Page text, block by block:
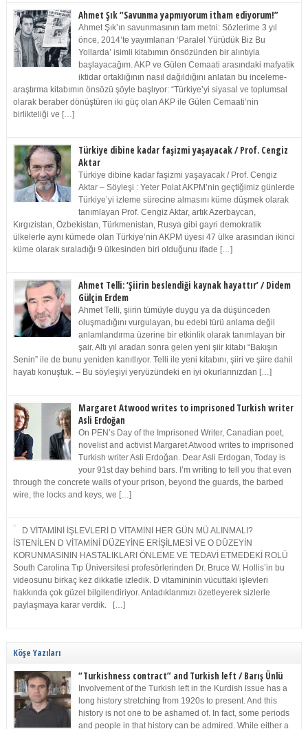
Ahmet Şık “Savunma yapmıyorum itham ediyorum!”
Ahmet Şık’ın savunmasının tam metni: Sözlerime 3 yıl
önce, 2014’te yayımlanan ‘Paralel Yürüdük Biz Bu
Yollarda’ isimli kitabımın önsözünden bir alıntıyla
başlayacağım. AKP ve Gülen Cemaati arasındaki mafyatik
iktidar ortaklığının nasıl dağıldığını anlatan bu inceleme-
araştırma kitabımın önsözü şöyle başlıyor: “Türkiye’yi siyasal ve toplumsal
olarak beraber dönüştüren iki güç olan AKP ile Gülen Cemaati’nin
birlikteliği ve […]
Türkiye dibine kadar faşizmi yaşayacak / Prof. Cengiz
Aktar
Türkiye dibine kadar faşizmi yaşayacak / Prof. Cengiz
Aktar – Söyleşi : Yeter Polat AKPM’nin geçtiğimiz günlerde
Türkiye’yi izleme sürecine almasını küme düşmek olarak
tanımlayan Prof. Cengiz Aktar, artık Azerbaycan,
Kırgızistan, Özbekistan, Türkmenistan, Rusya gibi gayri demokratik
ülkelerle aynı kümede olan Türkiye’nin AKPM üyesi 47 ülke arasından ikinci
küme olarak sıraladığı 9 ülkesinden biri olduğunu ifade […]
Ahmet Telli: ‘Şiirin beslendiği kaynak hayattır’ / Didem
Gülçin Erdem
Ahmet Telli, şiirin tümüyle duygu ya da düşünceden
oluşmadığını vurgulayan, bu edebi türü anlama değil
anlamlandırma üzerine bir etkinlik olarak tanımlayan bir
şair. Altı yıl aradan sonra gelen yeni şiir kitabı “Bakışın
Senin” ile de bunu yeniden kanıtlıyor. Telli ile yeni kitabını, şiiri ve şiire dahil
hayatı konuştuk. – Bu söyleşiyi yeryüzündeki en iyi okurlarınızdan […]
Margaret Atwood writes to imprisoned Turkish writer
Asli Erdoğan
On PEN’s Day of the Imprisoned Writer, Canadian poet,
novelist and activist Margaret Atwood writes to imprisoned
Turkish writer Asli Erdoğan. Dear Asli Erdogan, Today is
your 91st day behind bars. I’m writing to tell you that even
through the concrete walls of your prison, beyond the guards, the barbed
wire, the locks and keys, we […]
D VİTAMİNİ İŞLEVLERİ D VİTAMİNİ HER GÜN MÜ ALINMALI?
İSTENİLEN D VİTAMİNİ DÜZEYİNE ERİŞİLMESİ VE O DÜZEYİN
KORUNMASININ HASTALIKLARI ÖNLEME VE TEDAVİ ETMEDEKİ ROLÜ
South Carolina Tıp Üniversitesi profesörlerinden Dr. Bruce W. Hollis’in bu
videosunu birkaç kez dikkatle izledik. D vitamininin vücuttaki işlevleri
hakkında çok güzel bilgilendiriyor. Anladıklarımızı özetleyerek sizlerle
paylaşmaya karar verdik. […]
Köşe Yazıları
“Turkishness contract” and Turkish left / Barış Ünlü
Involvement of the Turkish left in the Kurdish issue has a
long history stretching from 1920s to present. And this
history is not one to be ashamed of. In fact, some periods
and people in that history can be admired. While either a